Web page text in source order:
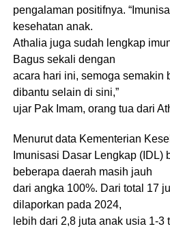
pengalaman positifnya.
kesehatan anak.
Athalia juga sudah lengkap
Bagus sekali dengan
acara hari ini, semoga semakin
dibantu selain di sini,”
ujar Pak Imam, orang tua dari
Menurut data Kementerian
Imunisasi Dasar Lengkap (IDL)
beberapa daerah masih jauh
dari angka 100%. Dari total 17
dilaporkan pada 2024,
lebih dari 2,8 juta anak usia 1-3